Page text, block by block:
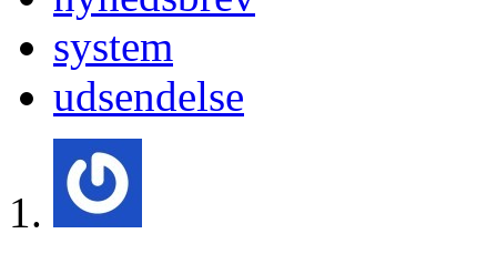
system
udsendelse